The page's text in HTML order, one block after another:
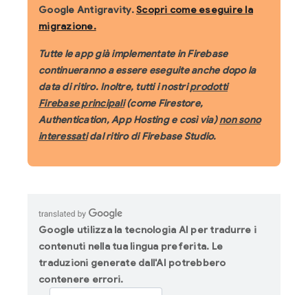
Google Antigravity.Scopri come eseguire la
migrazione.
Tutte le app già implementate in Firebase
continueranno a essere eseguite anche dopo la
data di ritiro. Inoltre, tutti i nostriprodotti
Firebase principali(come Firestore,
Authentication, App Hosting e così via)non sono
interessatidal ritiro di Firebase Studio.
Google utilizza la tecnologia AI per tradurre i
contenuti nella tua lingua preferita. Le
traduzioni generate dall'AI potrebbero
contenere errori.